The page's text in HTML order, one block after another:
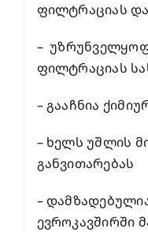
ფილტრაციას
–
ფილტრაციას
– გააჩნია
– ხელს უშლის
განვითარებას
–
ევროკავშირში